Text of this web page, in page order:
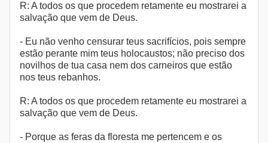
R: A todos os que procedem retamente eu mostrarei a
salvação que vem de Deus.
- Eu não venho censurar teus sacrifícios, pois sempre
estão perante mim teus holocaustos; não preciso dos
novilhos de tua casa nem dos carneiros que estão
nos teus rebanhos.
R: A todos os que procedem retamente eu mostrarei a
salvação que vem de Deus.
- Porque as feras da floresta me pertencem e os